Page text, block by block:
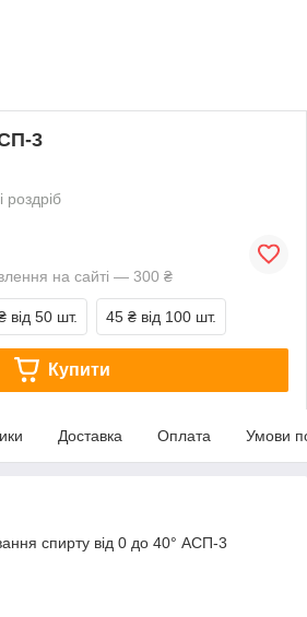
3
роздріб
на сайті — 300 ₴
від 50 шт. 45 ₴ від 100 шт.
Купити
Доставка Оплата Умови
спирту від 0 до 40° АСП-3